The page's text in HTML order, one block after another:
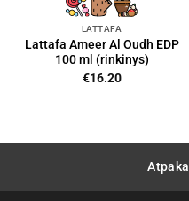
LATTAFA
Lattafa Ameer Al Oudh EDP
100 ml (rinkinys)
€16.20